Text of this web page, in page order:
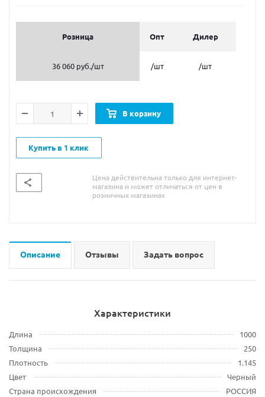
Розница Опт Дилер
36 060 руб./шт /шт /шт
В корзину
Купить в 1 клик
Цена действительна только для интернет-
магазина и может отличаться от цен в
розничных магазинах
Описание Отзывы Задать вопрос
Характеристики
Длина
1000
Толщина
250
Плотность
1.145
Цвет
Черный
Страна происхождения
РОССИЯ